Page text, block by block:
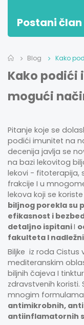
Postani član
Blog Kako
Kako podići
mogući
Pitanje koje se
podići imunitet na
decenija javlja se
na bazi lekovitog
lekovi - fitoterapija,
frakcije I u
lekova koji se
biljnog porekla su
efikasnost i
detaljno ispitaniI
fakulteta I
Biljke iz roda
mediteranskim
biljnih čajeva I
zdravstvenih
mnogim formulama
antimikrobnih,
antiinflamatornih